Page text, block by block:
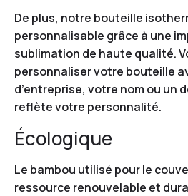
De plus, notre bouteille
personnalisable grâce à une
sublimation de haute qualité.
personnaliser votre bouteille
d’entreprise, votre nom ou un
reflète votre personnalité.
Écologique
Le bambou utilisé pour le
ressource renouvelable et